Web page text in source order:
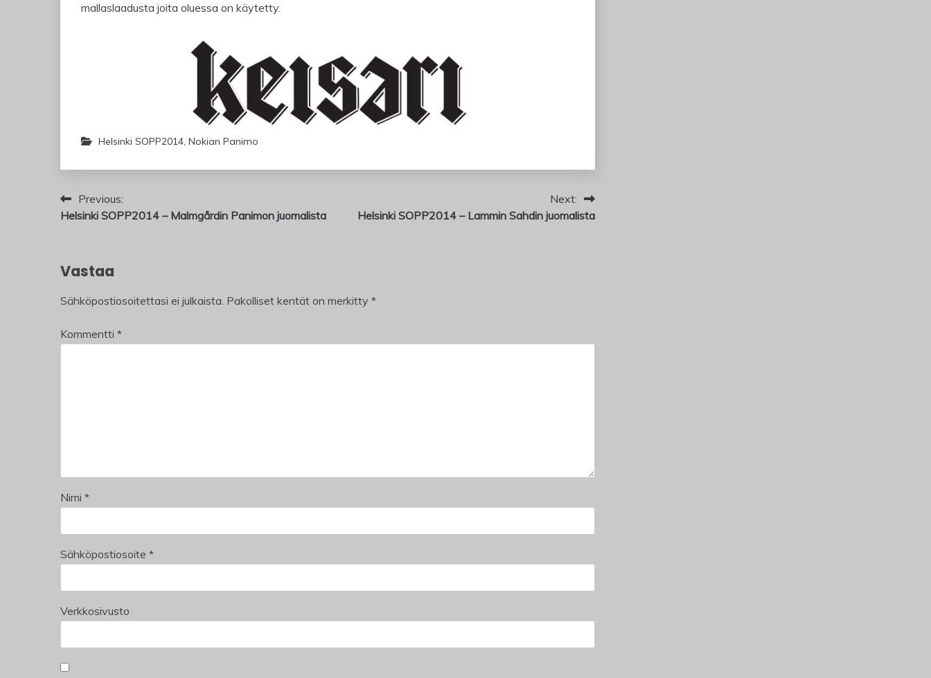
mallaslaadusta joita oluessa on käytetty.
Helsinki SOPP2014, Nokian Panimo
Artikkelien
selaus
Previous:
Helsinki SOPP2014 – Malmgårdin Panimon juomalista
Next:
Helsinki SOPP2014 – Lammin Sahdin juomalista
Vastaa
Sähköpostiosoitettasi ei julkaista. Pakolliset kentät on merkitty *
Kommentti *
Nimi *
Sähköpostiosoite *
Verkkosivusto